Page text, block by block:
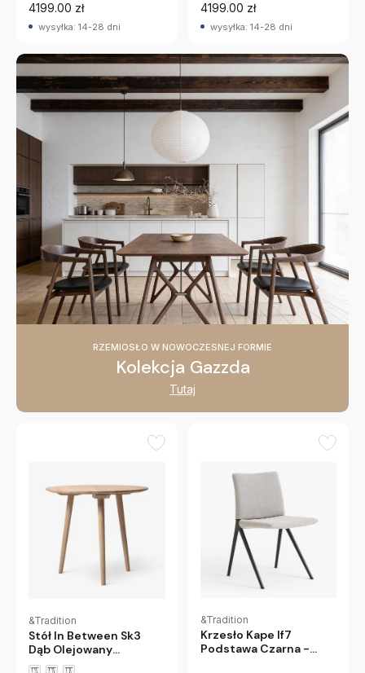
4199.00 zł
wysyłka: 14-28 dni
4199.00 zł
wysyłka: 14-28 dni
RZEMIOSŁO W NOWOCZESNEJ FORMIE
Kolekcja Gazzda
Tutaj
&Tradition
Stół In Between Sk3
Dąb Olejowany
Andtradition
&Tradition
Krzesło Kape If7
Podstawa Czarna -